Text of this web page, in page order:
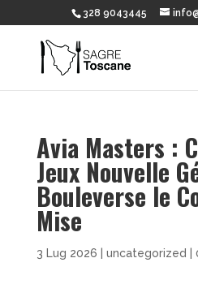
328 9043445
Avia Masters :
Jeux Nouvelle
Bouleverse le
Mise
3 Lug 2026 uncategorized